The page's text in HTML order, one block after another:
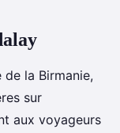
la Birmanie,
sur
aux voyageurs